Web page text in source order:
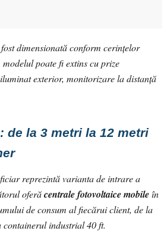
dimensionată conform cerințelor
poate fi extins cu prize
exterior, monitorizare la distanță
de la 3 metri la 12 metri
reprezintă varianta de intrare a
oferăcentrale fotovoltaice mobileîn
de consum al fiecărui client, de la
industrial 40 ft.